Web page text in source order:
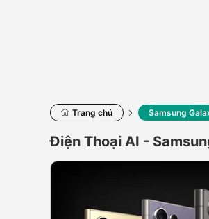
Trang chủ Samsung
Điện Thoại AI -